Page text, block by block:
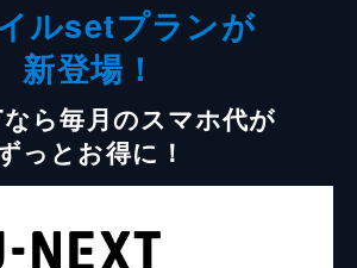
ルsetプランが
新登場！
ら毎月のスマホ代が
っとお得に！